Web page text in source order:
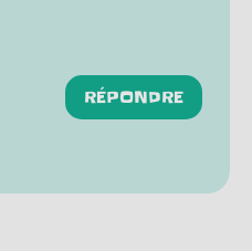
les réactions
RÉPONDRE